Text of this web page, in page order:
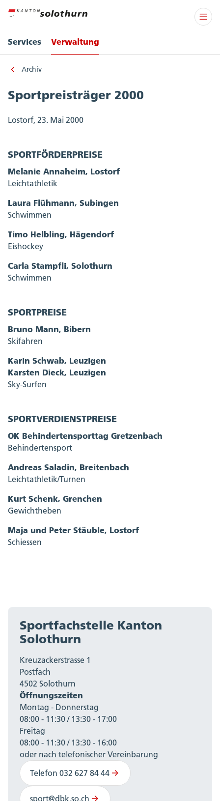
Services Verwaltung
Archiv
Sportpreisträger 2000
Lostorf, 23. Mai 2000
SPORTFÖRDERPREISE
Melanie Annaheim, Lostorf
Leichtathletik
Laura Flühmann, Subingen
Schwimmen
Timo Helbling, Hägendorf
Eishockey
Carla Stampfli, Solothurn
Schwimmen
SPORTPREISE
Bruno Mann, Bibern
Skifahren
Karin Schwab, Leuzigen
Karsten Dieck, Leuzigen
Sky-Surfen
SPORTVERDIENSTPREISE
OK Behindertensporttag Gretzenbach
Behindertensport
Andreas Saladin, Breitenbach
Leichtathletik/Turnen
Kurt Schenk, Grenchen
Gewichtheben
Maja und Peter Stäuble, Lostorf
Schiessen
Sportfachstelle Kanton
Solothurn
Kreuzackerstrasse 1
Postfach
4502 Solothurn
Öffnungszeiten
Montag - Donnerstag
08:00 - 11:30 / 13:30 - 17:00
Freitag
08:00 - 11:30 / 13:30 - 16:00
oder nach telefonischer Vereinbarung
Telefon 032 627 84 44
sport@dbk.so.ch